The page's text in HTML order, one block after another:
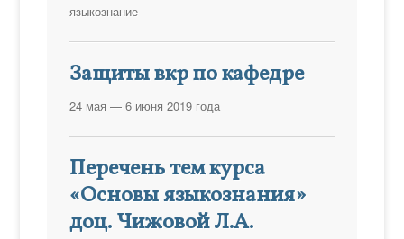
языкознание
Защиты вкр по кафедре
24 мая — 6 июня 2019 года
Перечень тем курса
«Основы языкознания»
доц. Чижовой Л.А.